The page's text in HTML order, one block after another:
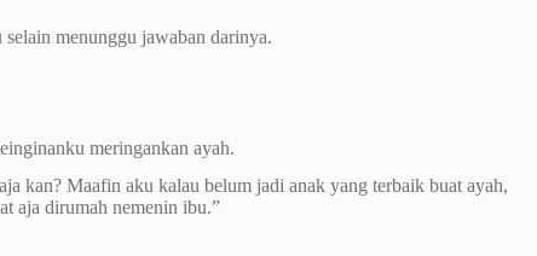
menunggu jawaban darinya.
meringankan ayah.
kan? Maafin aku kalau belum jadi anak yang terbaik buat ayah,
aja dirumah nemenin ibu.”